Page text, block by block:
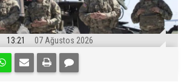
13:21 07 Ağustos 2026